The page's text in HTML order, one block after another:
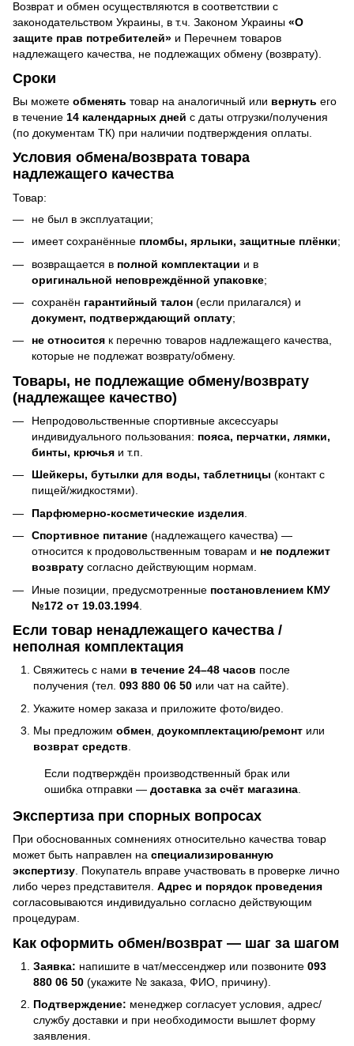
Возврат и обмен осуществляются в соответствии с
законодательством Украины, в т.ч. Законом Украины «О
защите прав потребителей» и Перечнем товаров
надлежащего качества, не подлежащих обмену (возврату).
Сроки
Вы можете обменять товар на аналогичный или вернуть его
в течение 14 календарных дней с даты отгрузки/получения
(по документам ТК) при наличии подтверждения оплаты.
Условия обмена/возврата товара
надлежащего качества
Товар:
не был в эксплуатации;
имеет сохранённые пломбы, ярлыки, защитные плёнки;
возвращается в полной комплектации и в
оригинальной неповреждённой упаковке;
сохранён гарантийный талон (если прилагался) и
документ, подтверждающий оплату;
не относится к перечню товаров надлежащего качества,
которые не подлежат возврату/обмену.
Товары, не подлежащие обмену/возврату
(надлежащее качество)
Непродовольственные спортивные аксессуары
индивидуального пользования: пояса, перчатки, лямки,
бинты, крючья и т.п.
Шейкеры, бутылки для воды, таблетницы (контакт с
пищей/жидкостями).
Парфюмерно-косметические изделия
Спортивное питание (надлежащего качества) —
относится к продовольственным товарам и не подлежит
возврату согласно действующим нормам.
Иные позиции, предусмотренные постановлением КМУ
№172 от 19.03.1994
Если товар ненадлежащего качества /
неполная комплектация
Свяжитесь с нами в течение 24–48 часов после
получения (тел. 093 880 06 50 или чат на сайте).
Укажите номер заказа и приложите фото/видео.
Мы предложим обмен доукомплектацию/ремонт или
возврат средств
Если подтверждён производственный брак или
ошибка отправки — доставка за счёт магазина
Экспертиза при спорных вопросах
При обоснованных сомнениях относительно качества товар
может быть направлен на специализированную
экспертизу. Покупатель вправе участвовать в проверке лично
либо через представителя. Адрес и порядок проведения
согласовываются индивидуально согласно действующим
процедурам.
Как оформить обмен/возврат — шаг за шагом
Заявка: напишите в чат/мессенджер или позвоните 093
880 06 50 (укажите № заказа, ФИО, причину).
Подтверждение: менеджер согласует условия, адрес/
службу доставки и при необходимости вышлет форму
заявления.